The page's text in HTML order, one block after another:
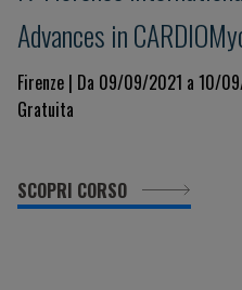
Advances in
Firenze | Da 09/09/2021 a 10/
Gratuita
SCOPRI CORSO